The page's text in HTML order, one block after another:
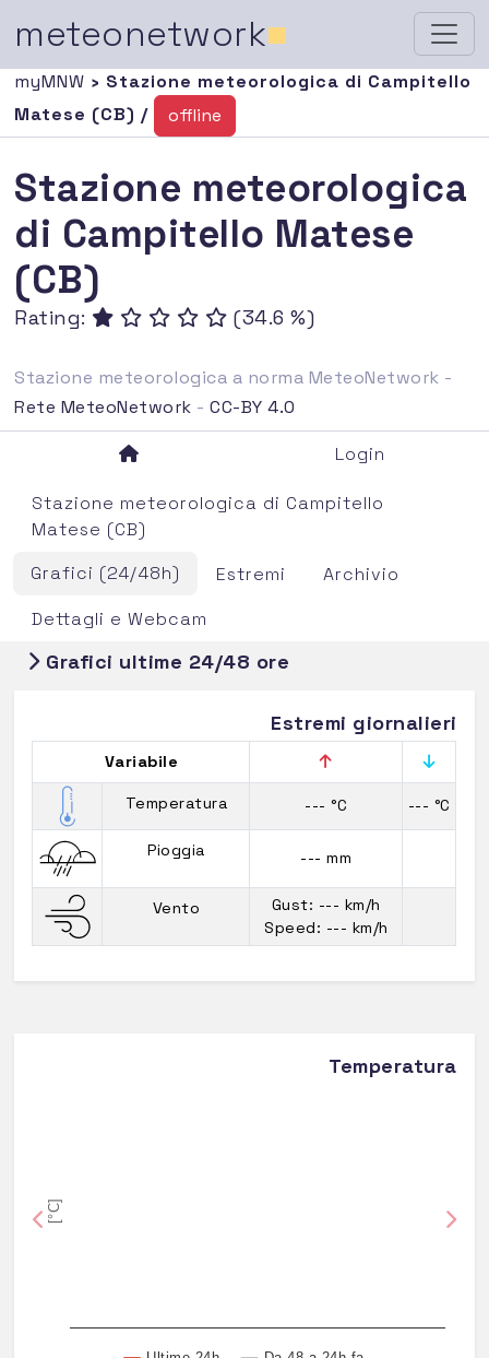
meteonetwork■
myMNW › Stazione meteorologica di Campitello
Matese (CB) /
offline
Stazione meteorologica
di Campitello Matese
(CB)
Rating: (34.6 %)
Stazione meteorologica a norma MeteoNetwork -
Rete MeteoNetwork -CC-BY 4.0
Login
Stazione meteorologica di Campitello
Matese (CB)
Grafici (24/48h)
Estremi
Archivio
Dettagli e Webcam
Grafici ultime 24/48 ore
Estremi giornalieri
Variabile
Temperatura --- °C --- °C
Pioggia --- mm
Vento
Gust: --- km/h
Speed: --- km/h
Temperatura
[°C]
Previous